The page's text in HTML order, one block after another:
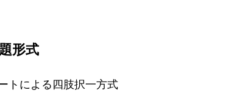
形式
トによる四肢択一方式